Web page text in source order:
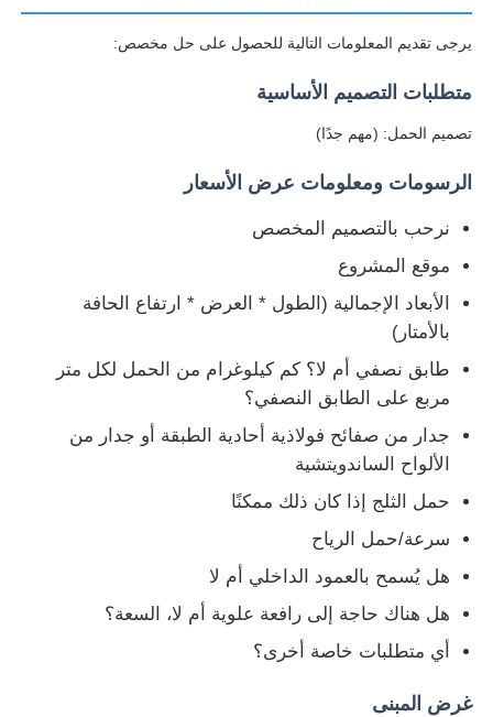
يرجى تقديم المعلومات التالية للحصول على حل مخصص:
متطلبات التصميم الأساسية
تصميم الحمل: (مهم جدًا)
الرسومات ومعلومات عرض الأسعار
نرحب بالتصميم المخصص
موقع المشروع
الأبعاد الإجمالية (الطول * العرض * ارتفاع الحافة
بالأمتار)
طابق نصفي أم لا؟ كم كيلوغرام من الحمل لكل متر
مربع على الطابق النصفي؟
جدار من صفائح فولاذية أحادية الطبقة أو جدار من
الألواح الساندويتشية
حمل الثلج إذا كان ذلك ممكنًا
سرعة/حمل الرياح
هل يُسمح بالعمود الداخلي أم لا
هل هناك حاجة إلى رافعة علوية أم لا، السعة؟
أي متطلبات خاصة أخرى؟
غرض المبنى